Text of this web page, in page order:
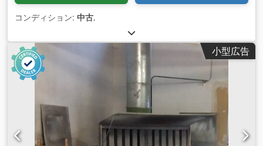
コンディション: 中古,
小型広告